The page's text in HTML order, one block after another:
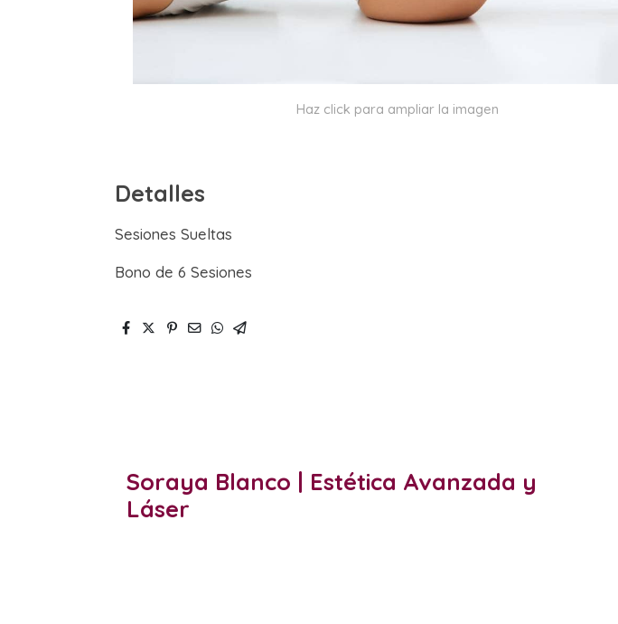
Haz click para ampliar la imagen
Detalles
Sesiones Sueltas
Bono de 6 Sesiones
Soraya Blanco | Estética Avanzada y
Láser